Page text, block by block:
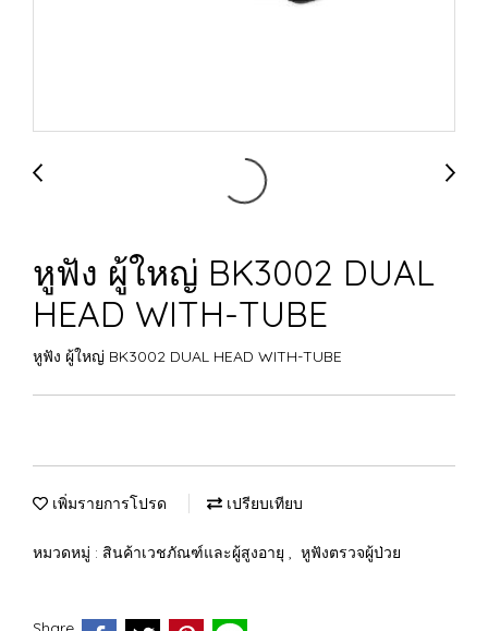
หูฟัง ผู้ใหญ่ BK3002 DUAL
HEAD WITH-TUBE
หูฟัง ผู้ใหญ่ BK3002 DUAL HEAD WITH-TUBE
เพิ่มรายการโปรด เปรียบเทียบ
หมวดหมู่ : สินค้าเวชภัณฑ์และผู้สูงอายุ , หูฟังตรวจผู้ป่วย